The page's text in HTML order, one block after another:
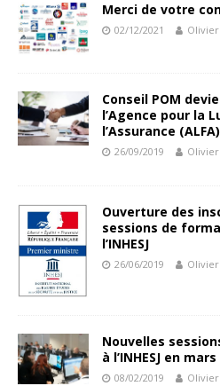
Merci de votre
02/12/2021
Conseil POM
l’Agence pour la
l’Assurance (ALFA)
26/09/2019
Ouverture des
sessions de
l’INHESJ
26/06/2019
Nouvelles
à l’INHESJ en
08/02/2019